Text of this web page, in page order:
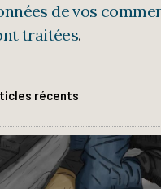
de vos
traitées.
récents